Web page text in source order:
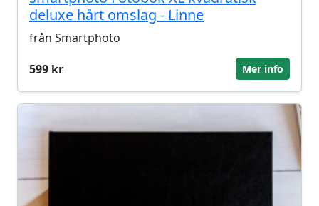
deluxe hårt omslag - Linne
från Smartphoto
599 kr
Mer info